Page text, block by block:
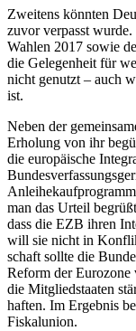
Zweitens könnten
zuvor ver­passt wurde.
Wahlen 2017 sowie
die Gele­genheit für
nicht genutzt – auch
ist.
Neben der
Erholung von ihr
die europäische
man das Urteil
dass die EZB ihren
will sie nicht in
schaft sollte die
Reform der Eurozone
die Mitgliedstaaten
haften. Im Ergebnis
Fiskalunion.